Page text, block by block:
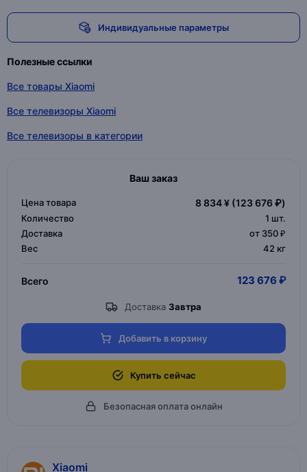
Индивидуальные параметры
Полезные ссылки
Все товары Xiaomi
Все телевизоры Xiaomi
Все телевизоры в категории
Ваш заказ
Цена товара 8 834 ¥ (123 676 ₽)
Количество 1 шт.
Доставка
от 350 ₽
Вес
42 кг
Всего 123 676 ₽
Доставка Завтра
Добавить в корзину
Купить сейчас
Безопасная оплата онлайн
Xiaomi